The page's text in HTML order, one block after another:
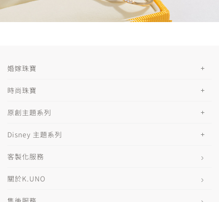
婚嫁珠寶
時尚珠寶
原創主題系列
Disney 主題系列
客製化服務
關於K.UNO